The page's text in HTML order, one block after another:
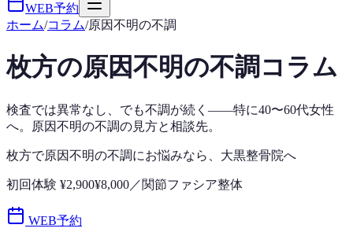
WEB予約
ホーム/コラム/原因不明の不調
枚方の原因不明の不調 コラム
検査では異常なし、でも不調が続く——特に40〜60代女性
へ。原因不明の不調の見方と相談先。
枚方で原因不明の不調にお悩みなら、 大黒整骨院へ
初回体験 ¥2,900¥8,000 ／関節ファシア整体
WEB予約